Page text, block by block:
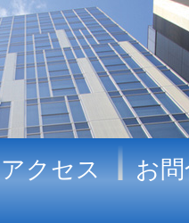
アクセス お